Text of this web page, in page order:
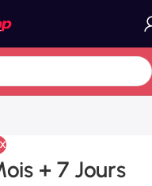
+ 7 Jours